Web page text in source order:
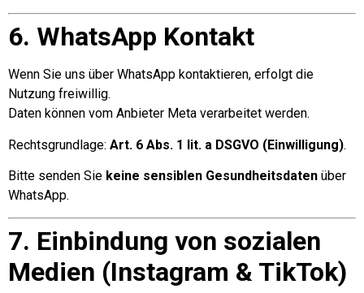
6. WhatsApp Kontakt
Wenn Sie uns über WhatsApp kontaktieren, erfolgt die
Nutzung freiwillig.
Daten können vom Anbieter Meta verarbeitet werden.
Rechtsgrundlage: Art. 6 Abs. 1 lit. a DSGVO (Einwilligung).
Bitte senden Sie keine sensiblen Gesundheitsdaten über
WhatsApp.
7. Einbindung von sozialen
Medien (Instagram & TikTok)